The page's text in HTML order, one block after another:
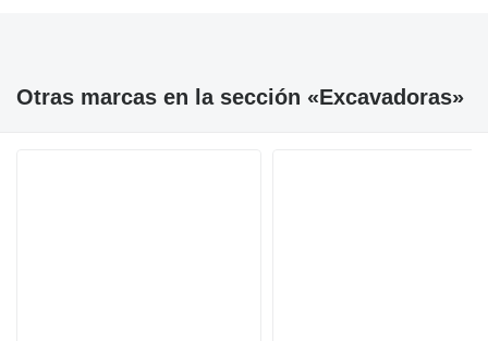
Otras marcas en la sección «Excavadoras»